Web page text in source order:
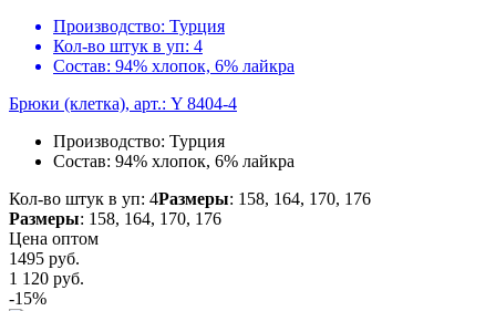
Производство: Турция
Кол-во штук в уп: 4
Состав: 94% хлопок, 6% лайкра
Брюки (клетка), арт.: Y 8404-4
Производство: Турция
Состав: 94% хлопок, 6% лайкра
Кол-во штук в уп: 4Размеры: 158, 164, 170, 176
Размеры: 158, 164, 170, 176
Цена оптом
1495 руб.
1 120 руб.
-15%